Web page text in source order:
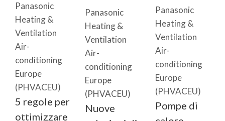
Panasonic
Heating &
Ventilation
Air-
conditioning
Europe
(PHVACEU)
5 regole per
ottimizzare
Panasonic
Heating &
Ventilation
Air-
conditioning
Europe
(PHVACEU)
Nuove
Panasonic
Heating &
Ventilation
Air-
conditioning
Europe
(PHVACEU)
Pompe di